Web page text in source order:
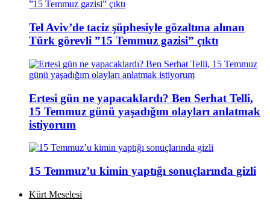
Tel Aviv’de taciz şüphesiyle gözaltına alınan
Türk görevli ”15 Temmuz gazisi” çıktı
Ertesi gün ne yapacaklardı? Ben Serhat Telli,
15 Temmuz günü yaşadığım olayları anlatmak
istiyorum
15 Temmuz’u kimin yaptığı sonuçlarında gizli
Kürt Meselesi